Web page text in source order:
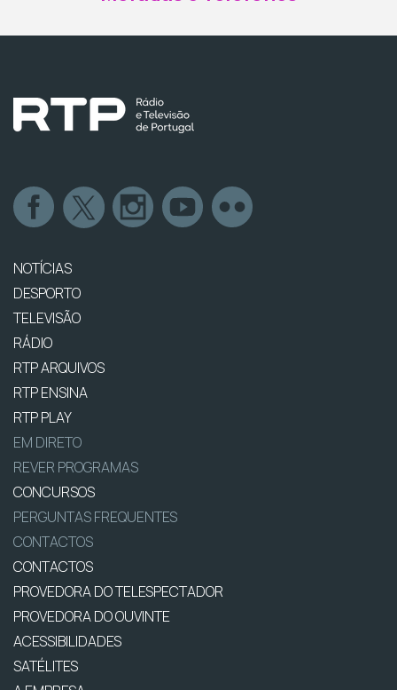
NOTÍCIAS
DESPORTO
TELEVISÃO
RÁDIO
RTP ARQUIVOS
RTP ENSINA
RTP PLAY
EM DIRETO
REVER PROGRAMAS
CONCURSOS
PERGUNTAS FREQUENTES
CONTACTOS
CONTACTOS
PROVEDORA DO TELESPECTADOR
PROVEDORA DO OUVINTE
ACESSIBILIDADES
SATÉLITES